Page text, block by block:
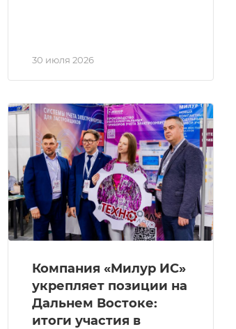
30 июля 2026
Компания «Милур ИС»
укрепляет позиции на
Дальнем Востоке:
итоги участия в